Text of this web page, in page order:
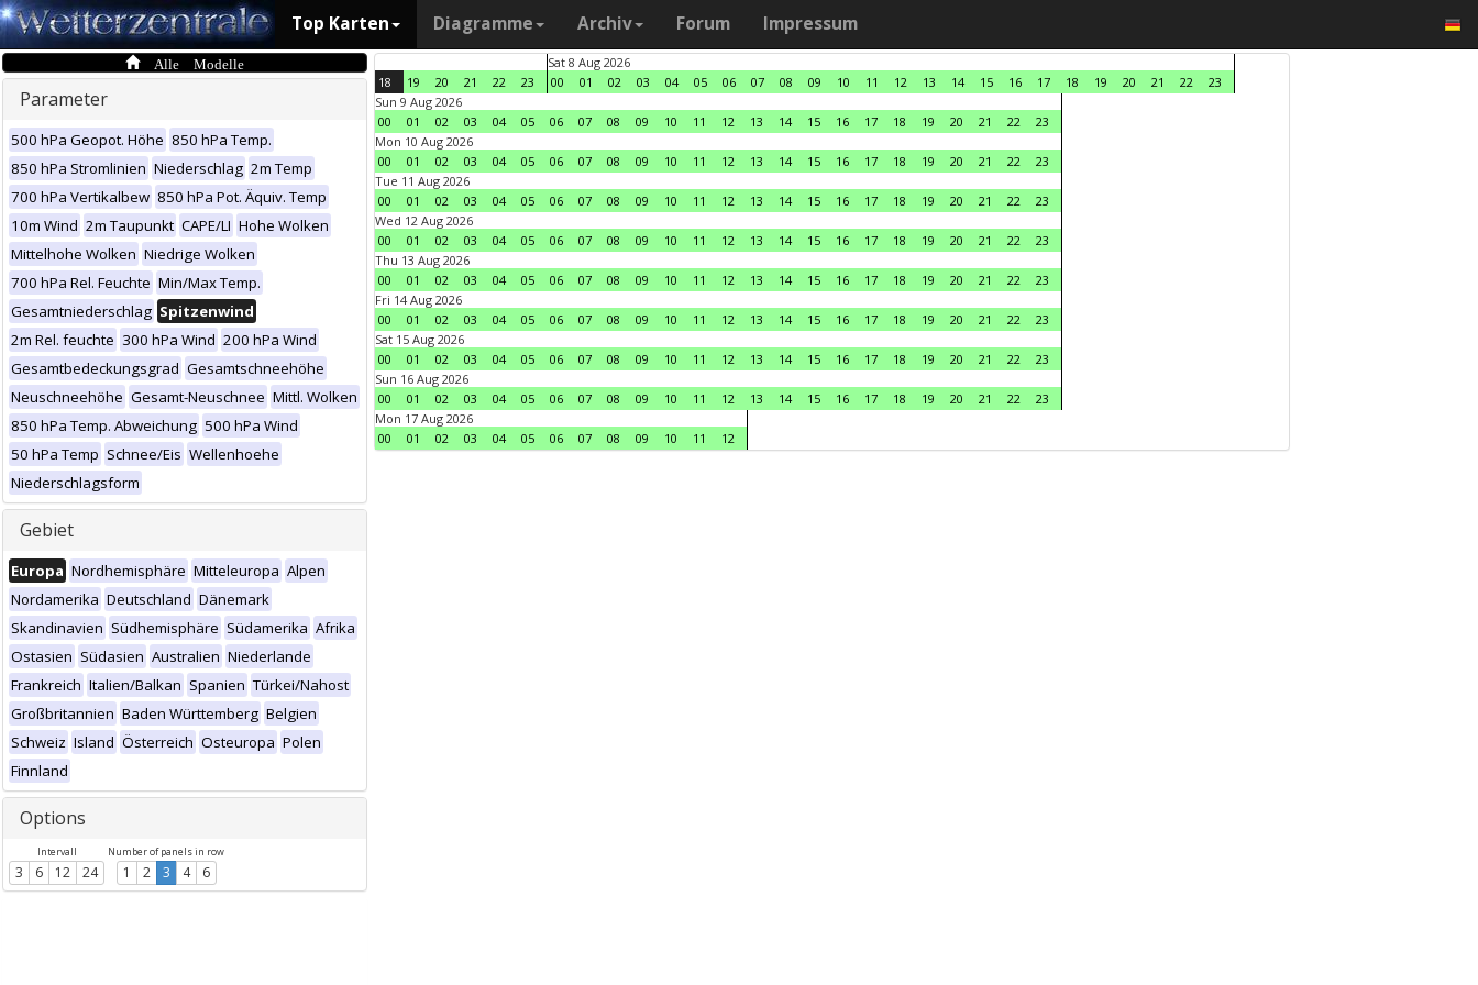
Top Karten Diagramme Archiv Forum Impressum
Alle Modelle
Parameter
500 hPa Geopot. Höhe 850 hPa Temp.
850 hPa Stromlinien Niederschlag 2m Temp
700 hPa Vertikalbew 850 hPa Pot. Äquiv. Temp
10m Wind 2m Taupunkt CAPE/LI Hohe Wolken
Mittelhohe Wolken Niedrige Wolken
700 hPa Rel. Feuchte Min/Max Temp.
Gesamtniederschlag Spitzenwind
2m Rel. feuchte 300 hPa Wind 200 hPa Wind
Gesamtbedeckungsgrad Gesamtschneehöhe
Neuschneehöhe Gesamt-Neuschnee Mittl. Wolken
850 hPa Temp. Abweichung 500 hPa Wind
50 hPa Temp Schnee/Eis Wellenhoehe
Niederschlagsform
Gebiet
Europa Nordhemisphäre Mitteleuropa Alpen
Nordamerika Deutschland Dänemark
Skandinavien Südhemisphäre Südamerika Afrika
Ostasien Südasien Australien Niederlande
Frankreich Italien/Balkan Spanien Türkei/Nahost
Großbritannien Baden Württemberg Belgien
Schweiz Island Österreich Osteuropa Polen
Finnland
Options
Intervall
3 6 12 24
Number of panels in row
1 2 3 4 6
18 19 20 21 22 23
Sat 8 Aug 2026
00
01 02 03 04 05 06 07 08 09 10 11 12 13 14 15 16 17 18 19 20 21 22
23
Sun 9 Aug 2026
00
01 02 03 04 05 06 07 08 09 10 11 12 13 14 15 16 17 18 19 20 21 22
23
Mon 10 Aug 2026
00
01 02 03 04 05 06 07 08 09 10 11 12 13 14 15 16 17 18 19 20 21 22
23
Tue 11 Aug 2026
00
01 02 03 04 05 06 07 08 09 10 11 12 13 14 15 16 17 18 19 20 21 22
23
Wed 12 Aug 2026
00
01 02 03 04 05 06 07 08 09 10 11 12 13 14 15 16 17 18 19 20 21 22
23
Thu 13 Aug 2026
00
01 02 03 04 05 06 07 08 09 10 11 12 13 14 15 16 17 18 19 20 21 22
23
Fri 14 Aug 2026
00
01 02 03 04 05 06 07 08 09 10 11 12 13 14 15 16 17 18 19 20 21 22
23
Sat 15 Aug 2026
00
01 02 03 04 05 06 07 08 09 10 11 12 13 14 15 16 17 18 19 20 21 22
23
Sun 16 Aug 2026
00
01 02 03 04 05 06 07 08 09 10 11 12 13 14 15 16 17 18 19 20 21 22
23
Mon 17 Aug 2026
00
01 02 03 04 05 06 07 08 09 10 11 12